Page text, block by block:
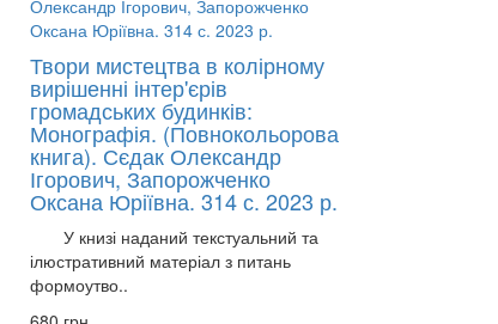
Твори мистецтва в колірному
вирішенні інтер'єрів
громадських будинків:
Монографія. (Повнокольорова
книга). Сєдак Олександр
Ігорович, Запорожченко
Оксана Юріївна. 314 с. 2023 р.
У книзі наданий текстуальний та
ілюстративний матеріал з питань
формоутво..